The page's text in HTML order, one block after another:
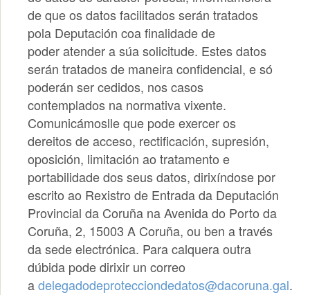
de que os datos facilitados serán tratados
pola Deputación coa finalidade de
poder atender a súa solicitude. Estes datos
serán tratados de maneira confidencial, e só
poderán ser cedidos, nos casos
contemplados na normativa vixente.
Comunicámoslle que pode exercer os
dereitos de acceso, rectificación, supresión,
oposición, limitación ao tratamento e
portabilidade dos seus datos, dirixíndose por
escrito ao Rexistro de Entrada da Deputación
Provincial da Coruña na Avenida do Porto da
Coruña, 2, 15003 A Coruña, ou ben a través
da sede electrónica. Para calquera outra
dúbida pode dirixir un correo
adelegadodeprotecciondedatos@dacoruna.gal.